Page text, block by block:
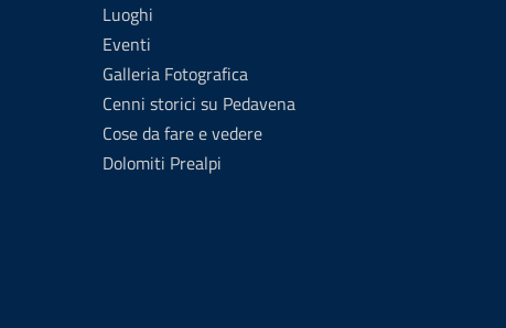
Luoghi
Eventi
Galleria Fotografica
Cenni storici su Pedavena
Cose da fare e vedere
Dolomiti Prealpi